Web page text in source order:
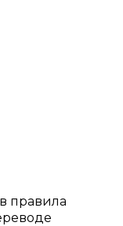
правила